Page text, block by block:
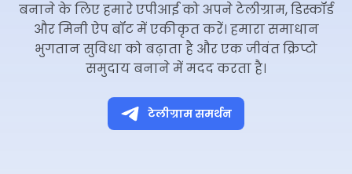
बनाने के लिए हमारे एपीआई को अपने टेलीग्राम, डिस्कॉर्ड
और मिनी ऐप बॉट में एकीकृत करें। हमारा समाधान
भुगतान सुविधा को बढ़ाता है और एक जीवंत क्रिप्टो
समुदाय बनाने में मदद करता है।
टेलीग्राम समर्थन